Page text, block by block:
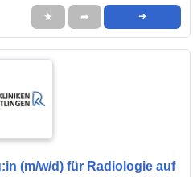
★ ➦ ➜
(m/w/d) für Radiologie auf